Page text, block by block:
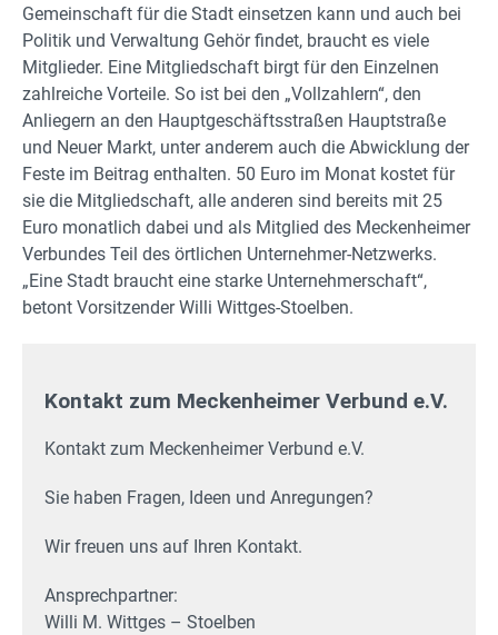
Gemeinschaft für die Stadt einsetzen kann und auch bei
Politik und Verwaltung Gehör findet, braucht es viele
Mitglieder. Eine Mitgliedschaft birgt für den Einzelnen
zahlreiche Vorteile. So ist bei den „Vollzahlern“, den
Anliegern an den Hauptgeschäftsstraßen Hauptstraße
und Neuer Markt, unter anderem auch die Abwicklung der
Feste im Beitrag enthalten. 50 Euro im Monat kostet für
sie die Mitgliedschaft, alle anderen sind bereits mit 25
Euro monatlich dabei und als Mitglied des Meckenheimer
Verbundes Teil des örtlichen Unternehmer-Netzwerks.
„Eine Stadt braucht eine starke Unternehmerschaft“,
betont Vorsitzender Willi Wittges-Stoelben.
Kontakt zum Meckenheimer Verbund e.V.
Kontakt zum Meckenheimer Verbund e.V.
Sie haben Fragen, Ideen und Anregungen?
Wir freuen uns auf Ihren Kontakt.
Ansprechpartner:
Willi M. Wittges – Stoelben